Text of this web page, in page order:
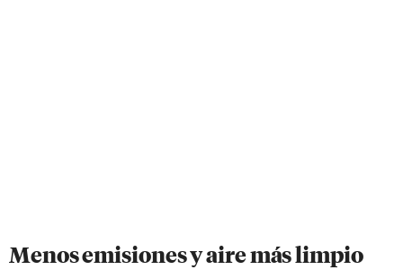
Menos emisiones y aire más limpio